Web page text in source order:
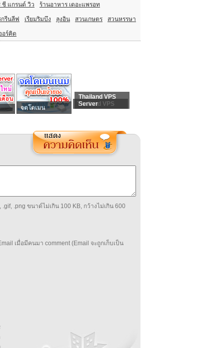
ชี แกรนด์ วิว ร้านอาหาร เดอะแพรอท
รีนลีฟ เรียมริมบึง ลุงอิน สวนเกษตร สวนหรรษา
อร์คิด
จดโดเมน
Thailand VPS
Thailand VPS
Server
.png ขนาด์ไม่เกิน 100 KB, กว้างไม่เกิน 600
เมื่อมีคนมา comment (Email จะถูกเก็บเป็น